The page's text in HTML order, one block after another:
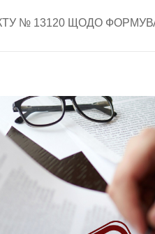
№ 13120 ЩОДО